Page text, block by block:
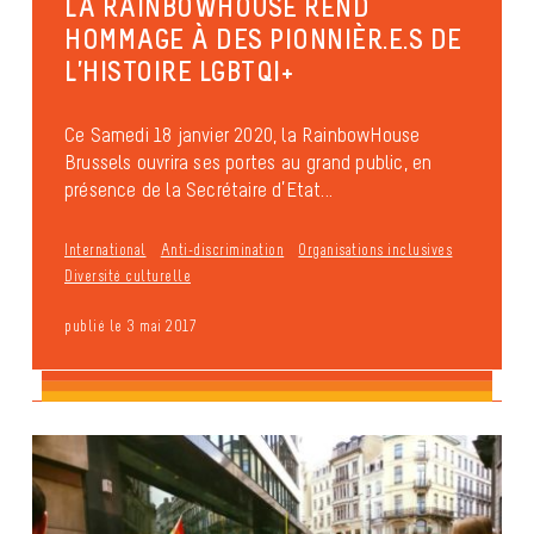
HOMMAGE À DES PIONNIÈR.E.S DE
L’HISTOIRE LGBTQI+
Ce Samedi 18 janvier 2020, la RainbowHouse
Brussels ouvrira ses portes au grand public, en
présence de la Secrétaire d’Etat...
International Anti-discrimination
Organisations inclusives
Diversité culturelle
publié le 3 mai 2017